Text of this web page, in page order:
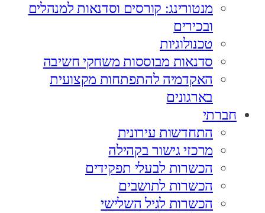
מנטורינג: קורסים וסדנאות למנהלים
ובכירים
טכנולוגיות
סדנאות מבוססות משחקי חשיבה
האקדמיה להתפתחות מקצועית
בארגונים
חברתי
התחדשות עירונית
מרכזי גישור בקהילה
הכשרות לבעלי תפקידים
הכשרות לתושבים
הכשרות לגיל השלישי